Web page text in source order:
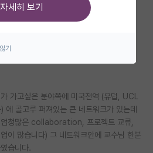
시판
고있는 학생입니다. 이번에 석박통합과정
가고싶은 분야쪽에 미국전역 (유덥, UCL
골고루 퍼져있는 큰 네트워크가 있는데
엄청많은 collaboration, 프로젝트 교류,
이 많습니다) 그 네트워크안에 교수님 한분
습니다.
자세히 보기
기